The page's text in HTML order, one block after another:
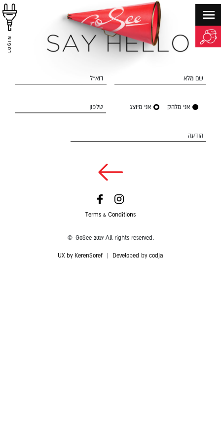
LOGIN
שם מלא דוא״ל
אני מלהק אני מיוצג טלפון
הודעה
Terms & Conditions
© GoSee 2019 All rights reserved.
UX by KerenSoref Developed by codja